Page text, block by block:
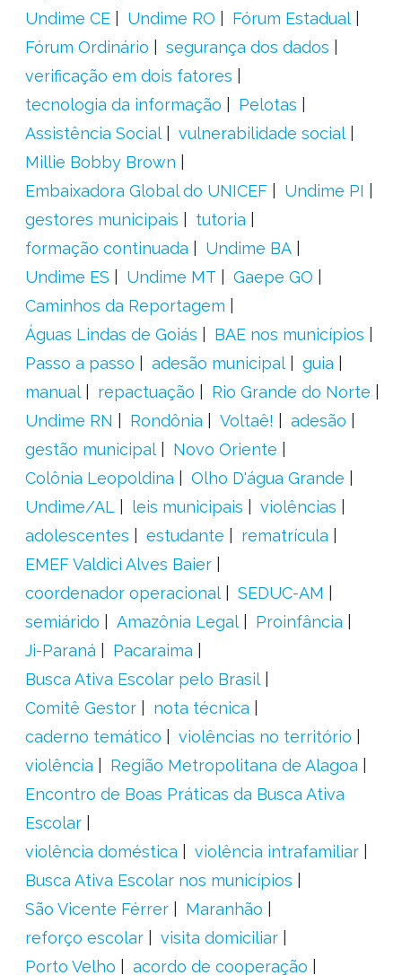
Undime CE
Undime RO
Fórum Estadual
Fórum Ordinário
segurança dos dados
verificação em dois fatores
tecnologia da informação
Pelotas
Assistência Social
vulnerabilidade social
Millie Bobby Brown
Embaixadora Global do UNICEF
Undime PI
gestores municipais
tutoria
formação continuada
Undime BA
Undime ES
Undime MT
Gaepe GO
Caminhos da Reportagem
Águas Lindas de Goiás
BAE nos municípios
Passo a passo
adesão municipal
guia
manual
repactuação
Rio Grande do Norte
Undime RN
Rondônia Voltaê!
adesão
gestão municipal
Novo Oriente
Colônia Leopoldina
Olho D'água Grande
Undime/AL
leis municipais
violências
adolescentes
estudante
rematrícula
EMEF Valdici Alves Baier
coordenador operacional
SEDUC-AM
semiárido
Amazônia Legal
Proinfância
Ji-Paraná
Pacaraima
Busca Ativa Escolar pelo Brasil
Comitê Gestor
nota técnica
caderno temático
violências no território
violência
Região Metropolitana de Alagoa
Encontro de Boas Práticas da Busca Ativa
Escolar
violência doméstica
violência intrafamiliar
Busca Ativa Escolar nos municípios
São Vicente Férrer
Maranhão
reforço escolar
visita domiciliar
Porto Velho
acordo de cooperação